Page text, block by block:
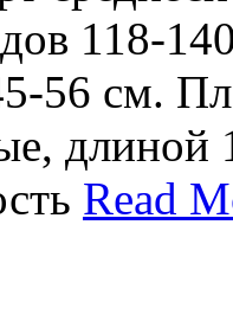
118-
56 см.
длиной
Read